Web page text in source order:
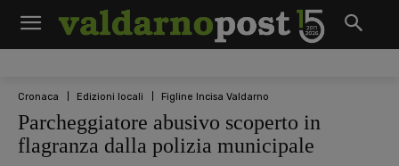
Cronaca Edizioni locali Figline Incisa Valdarno
Parcheggiatore abusivo scoperto in
flagranza dalla polizia municipale